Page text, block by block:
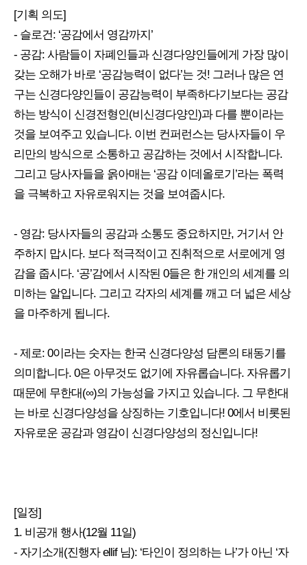
[기획 의도]
- 슬로건: ‘공감에서 영감까지’
- 공감: 사람들이 자폐인들과 신경다양인들에게 가장 많이
갖는 오해가 바로 ‘공감능력이 없다’는 것! 그러나 많은 연
구는 신경다양인들이 공감능력이 부족하다기보다는 공감
하는 방식이 신경전형인(비신경다양인)과 다를 뿐이라는
것을 보여주고 있습니다. 이번 컨퍼런스는 당사자들이 우
리만의 방식으로 소통하고 공감하는 것에서 시작합니다.
그리고 당사자들을 옭아매는 ‘공감 이데올로기’라는 폭력
을 극복하고 자유로워지는 것을 보여줍시다.
- 영감: 당사자들의 공감과 소통도 중요하지만, 거기서 안
주하지 맙시다. 보다 적극적이고 진취적으로 서로에게 영
감을 줍시다. ‘공’감에서 시작된 0들은 한 개인의 세계를 의
미하는 알입니다. 그리고 각자의 세계를 깨고 더 넓은 세상
을 마주하게 됩니다.
- 제로: 0이라는 숫자는 한국 신경다양성 담론의 태동기를
의미합니다. 0은 아무것도 없기에 자유롭습니다. 자유롭기
때문에 무한대(∞)의 가능성을 가지고 있습니다. 그 무한대
는 바로 신경다양성을 상징하는 기호입니다! 0에서 비롯된
자유로운 공감과 영감이 신경다양성의 정신입니다!
[일정]
1. 비공개 행사(12월 11일)
- 자기소개(진행자 ellif 님): ‘타인이 정의하는 나’가 아닌 ‘자